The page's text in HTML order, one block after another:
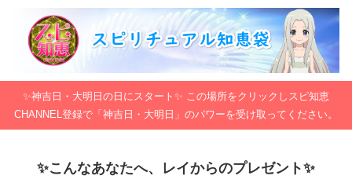
✨神吉日・大明日の日にスタート✨ この場所をクリックしスピ知恵
CHANNEL登録で「神吉日・大明日」のパワーを受け取ってください。
✨こんなあなたへ、レイからのプレゼント✨